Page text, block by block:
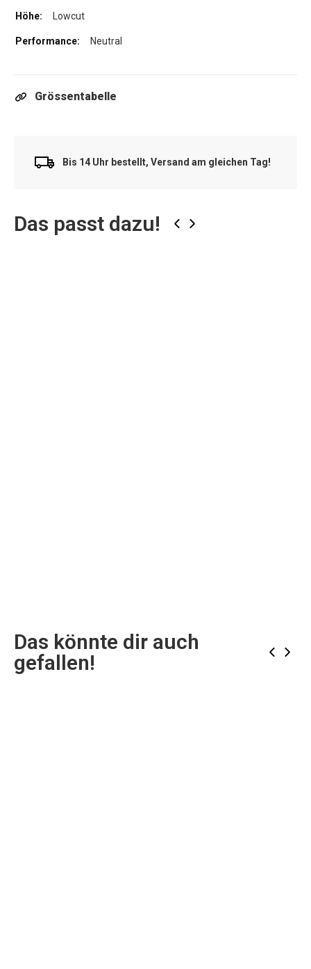
Lowcut
Neutral
Grössentabelle
Bis 14 Uhr bestellt, Versand am gleichen Tag!
Das passt dazu! ‹ ›
Das könnte dir auch
gefallen!
‹ ›